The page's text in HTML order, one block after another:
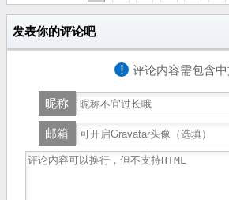
发表你的评论吧
! 评论内容需包含中
昵称
邮箱